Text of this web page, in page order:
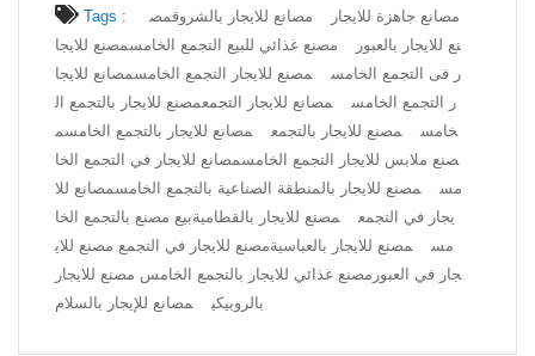
Tags : مصانع جاهزة للايجار مصانع للايجار بالشروقمص
نع للايجار بالعبور
مصنع غذائي للبيع التجمع الخامسمصنع للايجا
ر فى التجمع الخامس
مصنع للايجار التجمع الخامسمصانع للايجا
ر التجمع الخامس
مصانع للايجار التجمعمصنع للايجار بالتجمع ال
خامس
مصنع للايجار بالتجمع مصانع للايجار بالتجمع الخامسم
صنع ملابس للايجار التجمع الخامسمصانع للايجار في التجمع الخا
مس
مصنع للايجار بالمنطقة الصناعية بالتجمع الخامسمصانع للا
يجار في التجمع
مصنع للايجار بالقطاميةبيع مصنع بالتجمع الخا
مس
مصنع للايجار بالعباسيةمصنع للايجار في التجمع مصنع للاي
جار في العبور مصنع غذائي للايجار بالتجمع الخامس مصنع للايجار
بالروبيكي
مصانع للإيجار بالسلام